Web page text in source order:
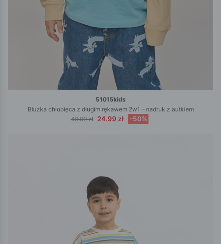
51015kids
Bluzka chłopięca z długim rękawem 2w1 – nadruk z autkiem
49.99 zł
24.99 zł -50%